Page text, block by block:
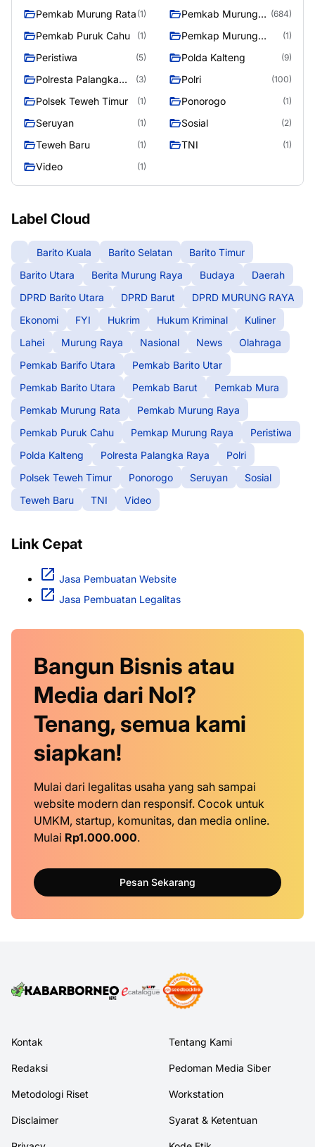
Pemkab Murung Rata (1)
Pemkab Murung
Raya
(684)
Pemkab Puruk Cahu (1)
Pemkap Murung
Raya
(1)
Peristiwa (5) Polda Kalteng (9)
Polresta Palangka
Raya
(3) Polri (100)
Polsek Teweh Timur (1) Ponorogo (1)
Seruyan (1) Sosial (2)
Teweh Baru (1) TNI (1)
Video (1)
Label Cloud
Barito Kuala Barito Selatan
Barito Timur
Barito Utara
Berita Murung Raya Budaya
Daerah
DPRD Barito Utara
DPRD Barut
DPRD MURUNG RAYA
Ekonomi
FYI Hukrim Hukum Kriminal
Kuliner
Lahei
Murung Raya Nasional News
Olahraga
Pemkab Barifo Utara
Pemkab Barito Utar
Pemkab Barito Utara
Pemkab Barut
Pemkab Mura
Pemkab Murung Rata
Pemkab Murung Raya
Pemkab Puruk Cahu
Pemkap Murung Raya
Peristiwa
Polda Kalteng
Polresta Palangka Raya
Polri
Polsek Teweh Timur
Ponorogo Seruyan
Sosial
Teweh Baru
TNI Video
Link Cepat
Jasa Pembuatan Website
Jasa Pembuatan Legalitas
Bangun Bisnis atau
Media dari Nol?
Tenang, semua kami
siapkan!
Mulai dari legalitas usaha yang sah sampai
website modern dan responsif. Cocok untuk
UMKM, startup, komunitas, dan media online.
Mulai Rp1.000.000.
Pesan Sekarang
Kontak Tentang Kami
Redaksi Pedoman Media Siber
Metodologi Riset Workstation
Disclaimer Syarat & Ketentuan